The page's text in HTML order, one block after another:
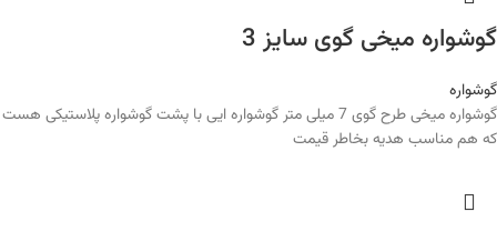
گوشواره میخی گوی سایز 3
گوشواره
گوشواره میخی طرح گوی 7 میلی متر گوشواره ایی با پشت گوشواره پلاستیکی هست
که هم مناسب هدیه بخاطر قیمت